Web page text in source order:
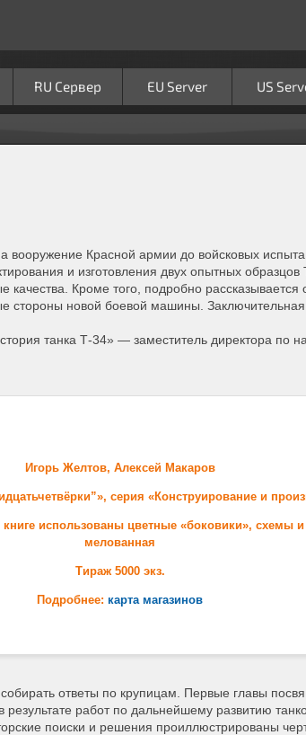
RU Сервер EU Server US
вооружение Красной армии до войсковых
и изготовления двух опытных
качества. Кроме того, подробно
новой боевой машины. Заключительная
танка Т-34» — заместитель директора по
Игорь Желтов, Алексей Макаров
серия «Конструирование и
книге использованы цветные «боковики», схемы
мелованная
Тираж 5000 экз.
Подробнее: карта магазинов
ответы по крупицам. Первые главы
работ по дальнейшему развитию
поиски и решения проиллюстрированы